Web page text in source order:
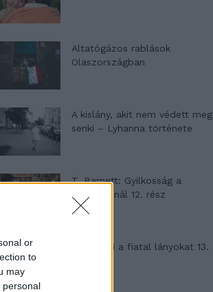
or
to
may
personal
Altatógázos rablások
Olaszországban
A kislány, akit nem védett meg
senki – Lyhanna története
T. Barnett: Gyilkosság a
Garda-tónál 12. rész
T. szereti a fiatal lányokat 13.